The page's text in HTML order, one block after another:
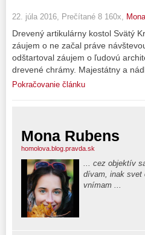
22. júla 2016, Prečítané 8 160x,
Drevený artikulárny kostol Svätý
záujem o ne začal práve
odštartoval záujem o ľudovú
drevené chrámy. Majestátny a
Pokračovanie článku
Mona Rubens
homolova.blog.pravda.sk
... cez objektív
dívam, inak svet
vnímam ...